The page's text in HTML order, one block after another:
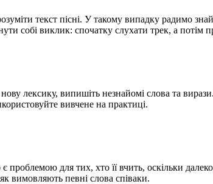
текст пісні. У такому випадку радимо
собі виклик: спочатку слухати трек, а потім
лексику, випишіть незнайомі слова та
вивчене на практиці.
проблемою для тих, хто її вчить, оскільки
вимовляють певні слова співаки.